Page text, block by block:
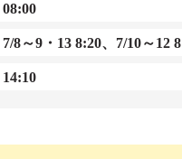
出目データ
過去の優勝戦レース
徳島支部選手一覧
08:00
7/8～9・13 8:20、7/10～12
14:10